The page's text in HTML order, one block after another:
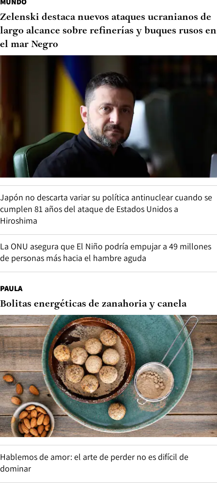
Zelenski destaca nuevos ataques ucranianos de
largo alcance sobre refinerías y buques rusos en
el mar Negro
Japón no descarta variar su política antinuclear cuando se
cumplen 81 años del ataque de Estados Unidos a
Hiroshima
La ONU asegura que El Niño podría empujar a 49 millones
de personas más hacia el hambre aguda
PAULA
Bolitas energéticas de zanahoria y canela
Hablemos de amor: el arte de perder no es difícil de
dominar